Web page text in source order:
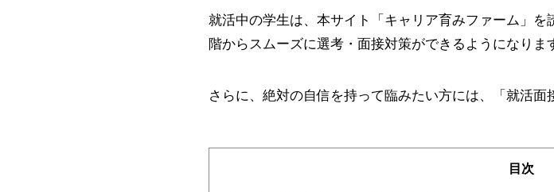
就活中の学生は、本サイト「キャリア育みファーム」
階からスムーズに選考・面接対策ができるようになりま
さらに、絶対の自信を持って臨みたい方には、「就活面
目次